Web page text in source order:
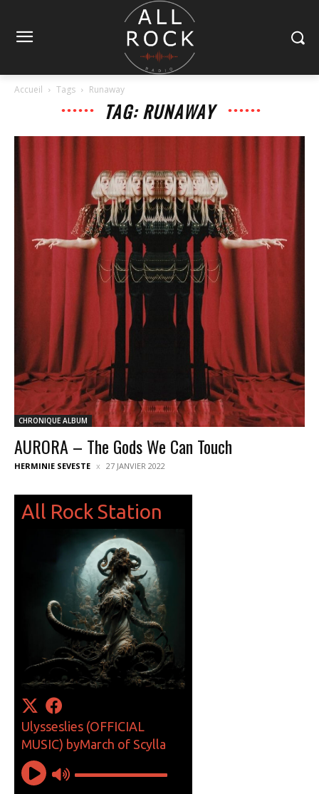
Accueil Tags Runaway
TAG: RUNAWAY
CHRONIQUE ALBUM
AURORA – The Gods We Can Touch
HERMINIE SEVESTE 27 JANVIER 2022